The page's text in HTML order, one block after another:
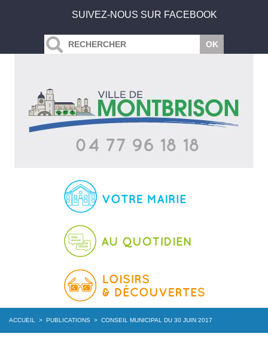
SUIVEZ-NOUS SUR FACEBOOK
ACCUEIL > PUBLICATIONS > CONSEIL MUNICIPAL DU 30 JUIN 2017